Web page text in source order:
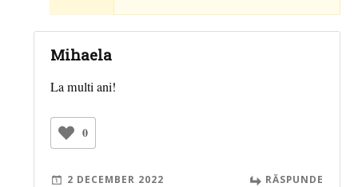
Mihaela
La multi ani!
0
2 DECEMBER 2022 RĂSPUNDE